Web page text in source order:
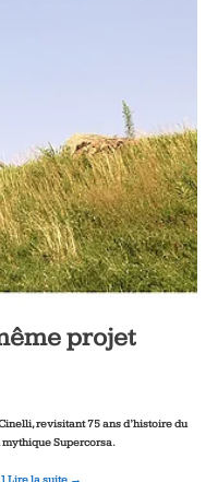
projet
revisitant 75 ans d’histoire du
Supercorsa.